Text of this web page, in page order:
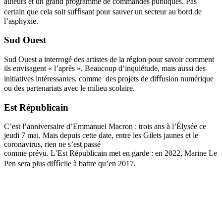
certain que cela soit suﬃsant pour sauver un secteur au bord de
l’asphyxie.
Sud Ouest
Sud Ouest a interrogé des artistes de la région pour savoir comment
ils envisagent « l’après ». Beaucoup d’inquiétude, mais aussi des
initiatives intéressantes, comme des projets de diﬀusion numérique
ou des partenariats avec le milieu scolaire.
Est Républicain
C’est l’anniversaire d’Emmanuel Macron : trois ans à l’Élysée ce
jeudi 7 mai. Mais depuis cette date, entre les Gilets jaunes et le
coronavirus, rien ne s’est passé
comme prévu. L’Est Républicain met en garde : en 2022, Marine Le
Pen sera plus diﬃcile à battre qu’en 2017.